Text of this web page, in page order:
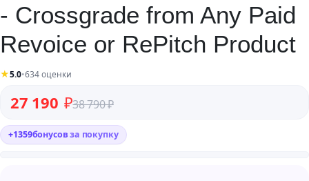
- Crossgrade from Any Paid
Revoice or RePitch Product
★5.0•634 оценки
38 790₽
Первоначальная цена составляла 38 790 ₽.
27 190 ₽
Текущая цена: 27 190 ₽.
+1359бонусовза покупку